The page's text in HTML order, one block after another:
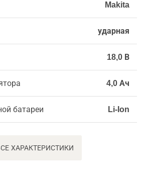
Makita
ударная
18,0 В
4,0 Ач
батареи Li-Ion
ХАРАКТЕРИСТИКИ